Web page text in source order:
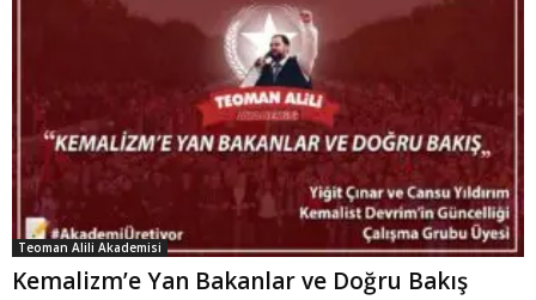
Teoman Alili Akademisi
Kemalizm’e Yan Bakanlar ve Doğru Bakış